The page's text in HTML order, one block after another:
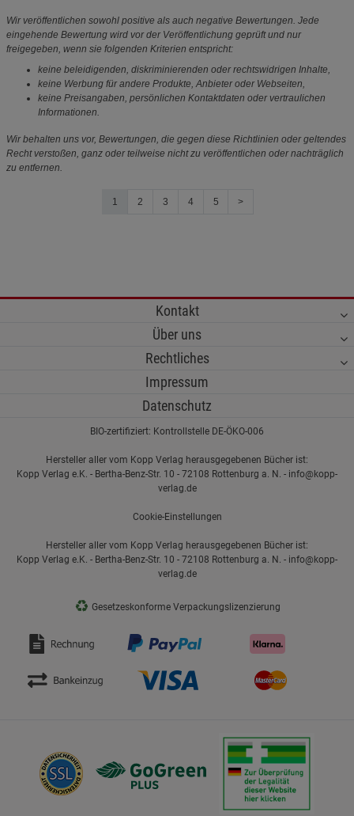
Wir veröffentlichen sowohl positive als auch negative Bewertungen. Jede
eingehende Bewertung wird vor der Veröffentlichung geprüft und nur
freigegeben, wenn sie folgenden Kriterien entspricht:
keine beleidigenden, diskriminierenden oder rechtswidrigen Inhalte,
keine Werbung für andere Produkte, Anbieter oder Webseiten,
keine Preisangaben, persönlichen Kontaktdaten oder vertraulichen
Informationen.
Wir behalten uns vor, Bewertungen, die gegen diese Richtlinien oder geltendes
Recht verstoßen, ganz oder teilweise nicht zu veröffentlichen oder nachträglich
zu entfernen.
1 2 3 4 5 >
Kontakt
Über uns
Rechtliches
Impressum
Datenschutz
BIO-zertifiziert: Kontrollstelle DE-ÖKO-006
Hersteller aller vom Kopp Verlag herausgegebenen Bücher ist:
Kopp Verlag e.K. - Bertha-Benz-Str. 10 - 72108 Rottenburg a. N. - info@kopp-
verlag.de
Cookie-Einstellungen
Hersteller aller vom Kopp Verlag herausgegebenen Bücher ist:
Kopp Verlag e.K. - Bertha-Benz-Str. 10 - 72108 Rottenburg a. N. - info@kopp-
verlag.de
♻ Gesetzeskonforme Verpackungslizenzierung